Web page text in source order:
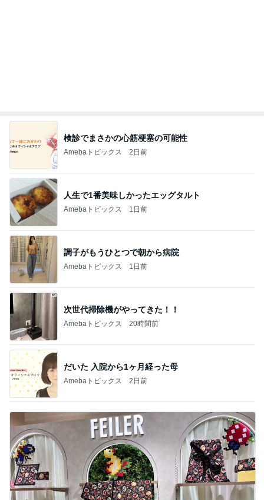
検診でまさかの心筋梗塞の可能性
Amebaトピックス 2日前
人生で1番美味しかったエッグタルト
Amebaトピックス 1日前
調子がもうひとつで朝から病院
Amebaトピックス 1日前
次世代掃除機がやってきた！！
Amebaトピックス 20時間前
だいた 入院から1ヶ月経った母
Amebaトピックス 2日前